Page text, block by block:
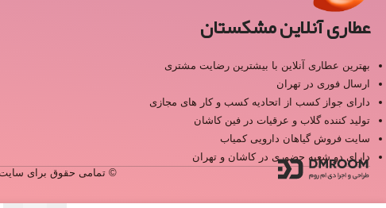
عطاری آنلاین مشکستان
بهترین عطاری آنلاین با بیشترین رضایت مشتری
ارسال فوری در تهران
دارای جواز کسب از اتحادیه کسب و کار های مجازی
تولید کننده گلاب و عرقیات در فین کاشان
سایت فروش گیاهان دارویی کمیاب
دارای دو شعبه حضوری در کاشان و تهران
© تمامی حقوق برای سایت